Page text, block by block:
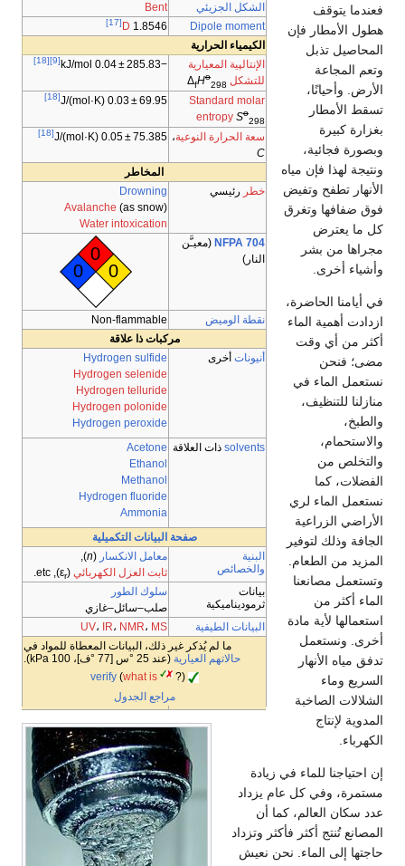
الشكل الجزيئي
Bent
Dipole moment
1.8546
D
[17]
الكيمياء الحرارية
الإنتالپية المعيارية
للتشكل
fHo
298
−285.83 ± 0.04 kJ/mol
[9]
[18]
Standard molar
entropy So
298
69.95 ± 0.03 J/(mol·K)
[18]
سعة الحرارة النوعية،
C
75.385 ± 0.05 J/(mol·K)
[18]
المخاطر
خطر رئيسي
Drowning
Avalanche (as snow)
Water intoxication
NFPA 704 (معيـَّن
النار)
0
0
0
نقطة الوميض
Non-flammable
مركبات ذا علاقة
أنيونات أخرى
Hydrogen sulfide
Hydrogen selenide
Hydrogen telluride
Hydrogen polonide
Hydrogen peroxide
solvents ذات العلاقة Acetone
Ethanol
Methanol
Hydrogen fluoride
Ammonia
صفحة البيانات التكميلية
البنية
والخصائص
معامل الانكسار (
n
),
ثابت العزل الكهربائي (ε
r
), etc.
بيانات
ثرموديناميكية
سلوك الطور
صلب–سائل–غازي
البيانات الطيفية
UV، IR، NMR، MS
ما لم يُذكر غير ذلك، البيانات المعطاة للمواد في
حالاتهم العيارية (عند 25 °س [77 °ف]، 100 kPa).
verify(what is
?)
مراجع الجدول
فعندما يتوقف
هطول الأمطار فإن
المحاصيل تذبل
وتعم المجاعة
الأرض. وأحيانًا،
تسقط الأمطار
بغزارة كبيرة
وبصورة فجائية،
ونتيجة لهذا فإن مياه
الأنهار تطفح وتفيض
فوق ضفافها وتغرق
كل ما يعترض
مجراها من بشر
وأشياء أخرى.
في أيامنا الحاضرة،
ازدادت أهمية الماء
أكثر من أي وقت
مضى؛ فنحن
نستعمل الماء في
منازلنا للتنظيف،
والطبخ،
والاستحمام،
والتخلص من
الفضلات، كما
نستعمل الماء لري
الأراضي الزراعية
الجافة وذلك لتوفير
المزيد من الطعام.
وتستعمل مصانعنا
الماء أكثر من
استعمالها لأية مادة
أخرى. ونستعمل
تدفق مياه الأنهار
السريع وماء
الشلالات الصاخبة
المدوية لإنتاج
الكهرباء.
إن احتياجنا للماء في زيادة
مستمرة، وفي كل عام يزداد
عدد سكان العالم، كما أن
المصانع تُنتج أكثر فأكثر وتزداد
حاجتها إلى الماء. نحن نعيش